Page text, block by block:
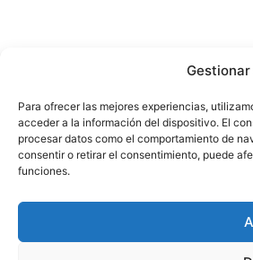
Para ofrecer las mejores experiencias,
acceder a la información del dispositivo. El
procesar datos como el comportamiento de
consentir o retirar el consentimiento, puede
funciones.